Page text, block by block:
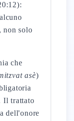
non solo
che
asè)
Il trattato
dell'onore